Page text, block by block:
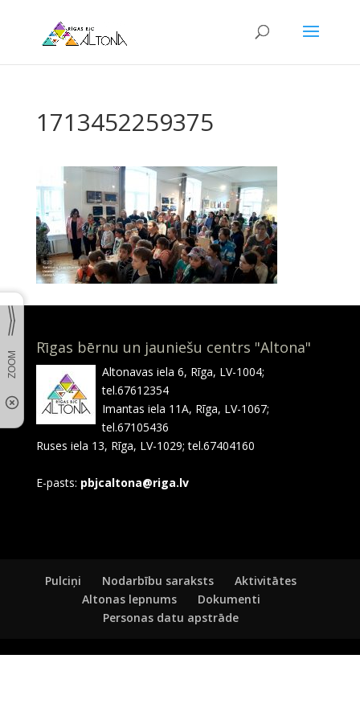
1713452259375
Rīgas bērnu un jauniešu centrs "Altona"
Altonavas iela 6, Rīga, LV-1004;
tel.67612354
Imantas iela 11A, Rīga, LV-1067;
tel.67105436
Ruses iela 13, Rīga, LV-1029; tel.67404160
E-pasts: pbjcaltona@riga.lv
Pulciņi Nodarbību saraksts
Aktivitātes
Altonas lepnums
Dokumenti
Personas datu apstrāde